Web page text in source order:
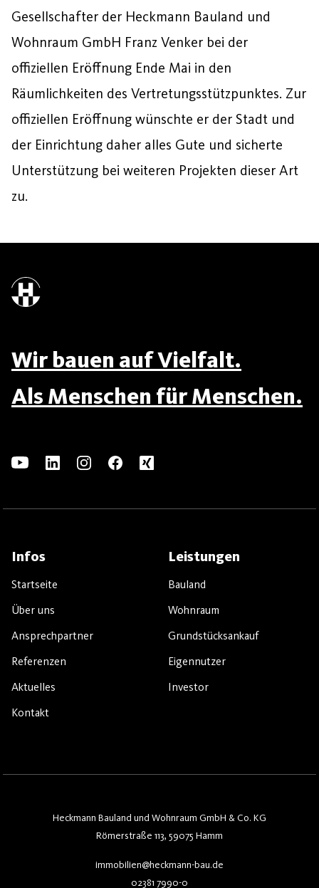
Gesellschafter der Heckmann Bauland und
Wohnraum GmbH Franz Venker bei der
offiziellen Eröffnung Ende Mai in den
Räumlichkeiten des Vertretungsstützpunktes. Zur
offiziellen Eröffnung wünschte er der Stadt und
der Einrichtung daher alles Gute und sicherte
Unterstützung bei weiteren Projekten dieser Art
zu.
Wir bauen auf Vielfalt.
Als Menschen für Menschen.
Infos
Startseite
Über uns
Ansprechpartner
Referenzen
Aktuelles
Kontakt
Leistungen
Bauland
Wohnraum
Grundstücksankauf
Eigennutzer
Investor
Heckmann Bauland und Wohnraum GmbH & Co. KG
Römerstraße 113, 59075 Hamm
immobilien@heckmann-bau.de
02381 7990-0